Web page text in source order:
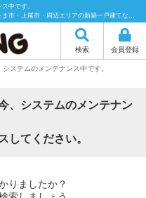
中です。
築一戸建てなら55HOUSING（55ハウジング）にお任せください！
検索 会員登録
ステムのメンテナンス中です。
、システムのメンテナン
してください。
りましたか？